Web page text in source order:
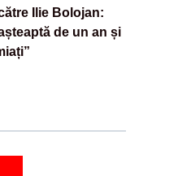
Ilie Bolojan:
de un an și